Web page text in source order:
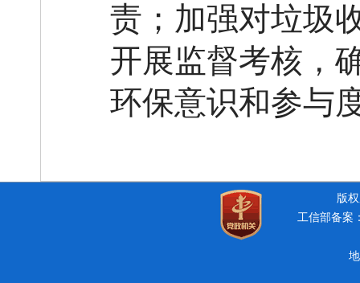
责；加强对垃圾
开展监督考核，
环保意识和参与
版
工信部备案